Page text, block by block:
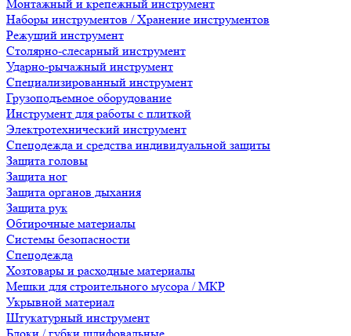
Монтажный и крепежный инструмент
Наборы инструментов / Хранение инструментов
Режущий инструмент
Столярно-слесарный инструмент
Ударно-рычажный инструмент
Специализированный инструмент
Грузоподъемное оборудование
Инструмент для работы с плиткой
Электротехнический инструмент
Спецодежда и средства индивидуальной защиты
Защита головы
Защита ног
Защита органов дыхания
Защита рук
Обтирочные материалы
Системы безопасности
Спецодежда
Хозтовары и расходные материалы
Мешки для строительного мусора / МКР
Укрывной материал
Штукатурный инструмент